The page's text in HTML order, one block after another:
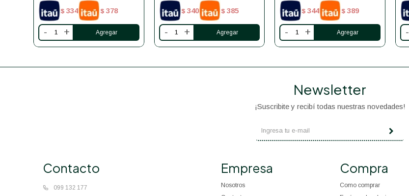
$ 334 $ 378
- +
$ 340 $ 385
- +
$ 344 $ 389
- + -
Contacto
099 132 177
Empresa
Nosotros
Compra
Como comprar
Newsletter
¡Suscribite y recibí todas nuestras novedades!